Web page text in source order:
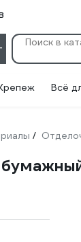
Всё
/